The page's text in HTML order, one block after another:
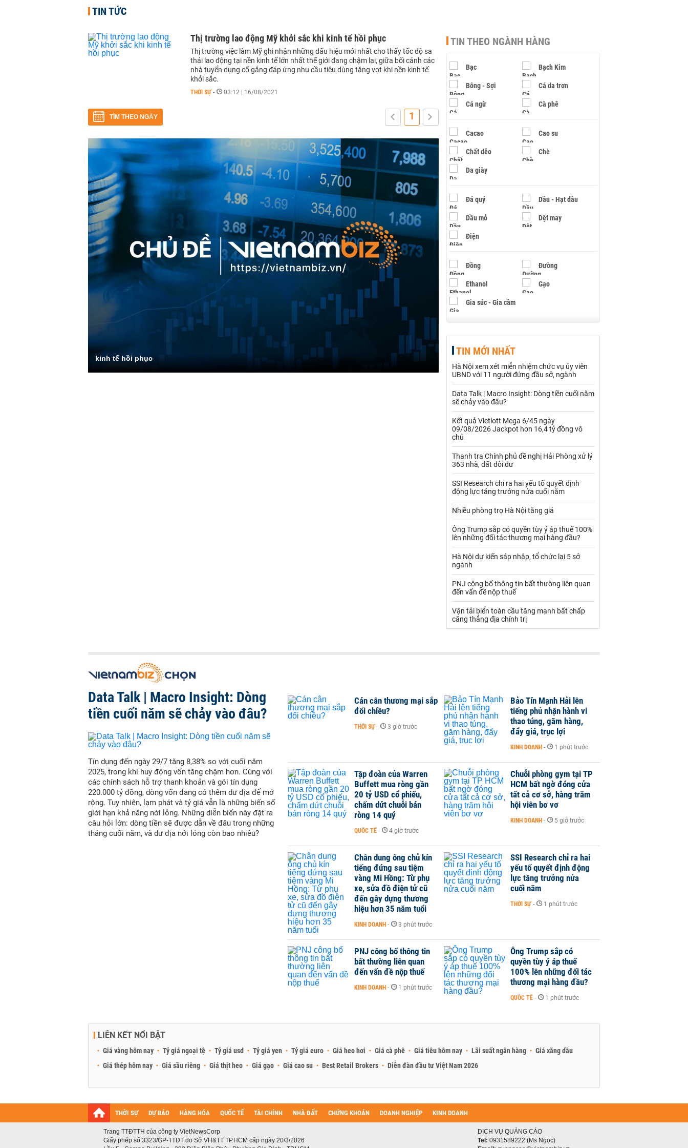
TIN TỨC
Thị trường lao động Mỹ khởi sắc khi kinh tế hồi phục
Thị trường việc làm Mỹ ghi nhận những dấu hiệu mới nhất cho thấy tốc độ sa
thải lao động tại nền kinh tế lớn nhất thế giới đang chậm lại, giữa bối cảnh các
nhà tuyển dụng cố gắng đáp ứng nhu cầu tiêu dùng tăng vọt khi nền kinh tế
khởi sắc.
THỜI SỰ - 03:12 | 16/08/2021
TÌM THEO NGÀY 1
kinh tế hồi phục
TIN THEO NGÀNH HÀNG
Bạc Bạch Kim
Bông - Sợi Cá da trơn
Cá ngừ Cà phê
Cacao Cao su
Chất dẻo Chè
Da giày
Đá quý Dầu - Hạt dầu
Dầu mỏ Dệt may
Điện
Đồng Đường
Ethanol Gạo
Gia súc - Gia cầm
Hạt điều
Khí đốt
Kim loại khác Mắc ca
Muối Ngũ cốc
Nhựa - Hạt nhựa
Palladium
Rau - Củ -Quả Sắt thép
Sữa
Than Thức ăn chăn nuôi
Thủy hải sản khác Tôm
Vàng
VLXD khác
Xi măng - Clynker
TIN MỚI NHẤT
Hà Nội xem xét miễn nhiệm chức vụ ủy viên
UBND với 11 người đứng đầu sở, ngành
Data Talk | Macro Insight: Dòng tiền cuối năm
sẽ chảy vào đâu?
Kết quả Vietlott Mega 6/45 ngày
09/08/2026 Jackpot hơn 16,4 tỷ đồng vô
chủ
Thanh tra Chính phủ đề nghị Hải Phòng xử lý
363 nhà, đất dôi dư
SSI Research chỉ ra hai yếu tố quyết định
động lực tăng trưởng nửa cuối năm
Nhiều phòng trọ Hà Nội tăng giá
Ông Trump sắp có quyền tùy ý áp thuế 100%
lên những đối tác thương mại hàng đầu?
Hà Nội dự kiến sáp nhập, tổ chức lại 5 sở
ngành
PNJ công bố thông tin bất thường liên quan
đến vấn đề nộp thuế
Vận tải biển toàn cầu tăng mạnh bất chấp
căng thẳng địa chính trị
Data Talk | Macro Insight: Dòng
tiền cuối năm sẽ chảy vào đâu?
Tín dụng đến ngày 29/7 tăng 8,38% so với cuối năm
2025, trong khi huy động vốn tăng chậm hơn. Cùng với
các chính sách hỗ trợ thanh khoản và gói tín dụng
220.000 tỷ đồng, dòng vốn đang có thêm dư địa để mở
rộng. Tuy nhiên, lạm phát và tỷ giá vẫn là những biến số
giới hạn khả năng nới lỏng. Những diễn biến này đặt ra
câu hỏi lớn: dòng tiền sẽ được dẫn về đâu trong những
tháng cuối năm, và dư địa nới lỏng còn bao nhiêu?
Cán cân thương mại sắp
đổi chiều?
THỜI SỰ - 3 giờ trước
Bảo Tín Mạnh Hải lên
tiếng phủ nhận hành vi
thao túng, găm hàng,
đẩy giá, trục lợi
KINH DOANH - 1 phút trước
Tập đoàn của Warren
Buffett mua ròng gần
20 tỷ USD cổ phiếu,
chấm dứt chuỗi bán
ròng 14 quý
QUỐC TẾ - 4 giờ trước
Chuỗi phòng gym tại TP
HCM bất ngờ đóng cửa
tất cả cơ sở, hàng trăm
hội viên bơ vơ
KINH DOANH - 5 giờ trước
Chân dung ông chủ kín
tiếng đứng sau tiệm
vàng Mi Hồng: Từ phụ
xe, sửa đồ điện tử cũ
đến gây dựng thương
hiệu hơn 35 năm tuổi
KINH DOANH - 3 phút trước
SSI Research chỉ ra hai
yếu tố quyết định động
lực tăng trưởng nửa
cuối năm
THỜI SỰ - 1 phút trước
PNJ công bố thông tin
bất thường liên quan
đến vấn đề nộp thuế
KINH DOANH - 1 phút trước
Ông Trump sắp có
quyền tùy ý áp thuế
100% lên những đối tác
thương mại hàng đầu?
QUỐC TẾ - 1 phút trước
LIÊN KẾT NỔI BẬT
Giá vàng hôm nay Tỷ giá ngoại tệ Tỷ giá usd Tỷ giá yen Tỷ giá euro Giá heo hơi Giá cà phê Giá tiêu hôm nay Lãi suất ngân hàng
Giá xăng dầu
Giá thép hôm nay
Giá sầu riêng Giá thịt heo Giá gạo Giá cao su Best Retail Brokers Diễn đàn đầu tư Việt Nam 2026
THỜI SỰ DỰ BÁO HÀNG HÓA QUỐC TẾ TÀI CHÍNH NHÀ ĐẤT CHỨNG KHOÁN DOANH NGHIỆP KINH DOANH
Trang TTĐTTH của công ty VietNewsCorp
Giấy phép số 3323/GP-TTĐT do Sở VH&TT TP.HCM cấp ngày 20/3/2026
DỊCH VỤ QUẢNG CÁO
Tel: 0931589222 (Ms Ngọc)